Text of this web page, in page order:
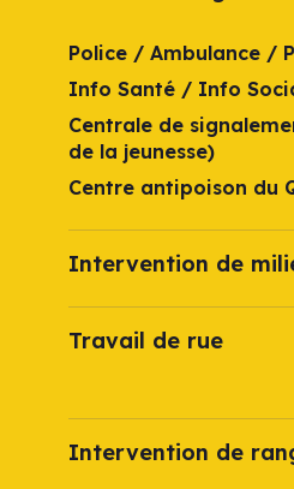
Police / Ambulance /
Info Santé / Info
Centrale de
de la jeunesse)
Centre antipoison du
Intervention de
Travail de rue
Intervention de